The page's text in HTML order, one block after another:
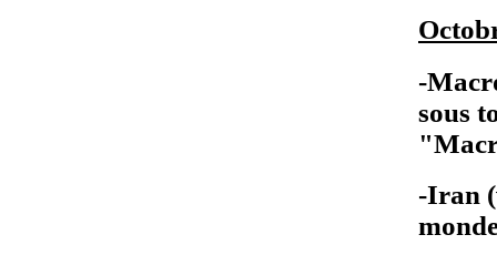
-
sous
-Iran